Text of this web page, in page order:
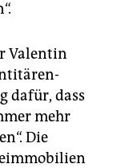
Valentin
dafür, dass
mehr
Die